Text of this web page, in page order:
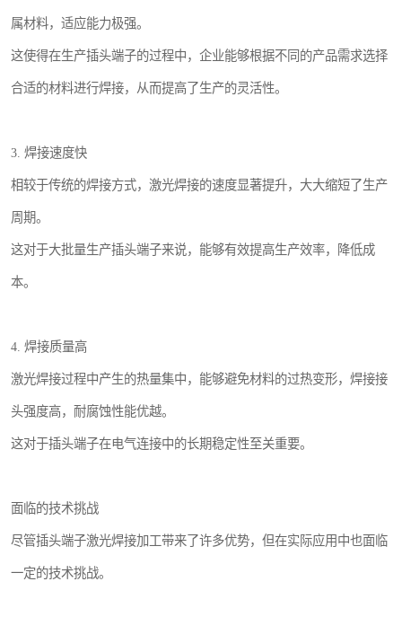
属材料，适应能力极强。
这使得在生产插头端子的过程中，企业能够根据不同的产品需求选择
合适的材料进行焊接，从而提高了生产的灵活性。
3. 焊接速度快
相较于传统的焊接方式，激光焊接的速度显著提升，大大缩短了生产
周期。
这对于大批量生产插头端子来说，能够有效提高生产效率，降低成
本。
4. 焊接质量高
激光焊接过程中产生的热量集中，能够避免材料的过热变形，焊接接
头强度高，耐腐蚀性能优越。
这对于插头端子在电气连接中的长期稳定性至关重要。
面临的技术挑战
尽管插头端子激光焊接加工带来了许多优势，但在实际应用中也面临
一定的技术挑战。